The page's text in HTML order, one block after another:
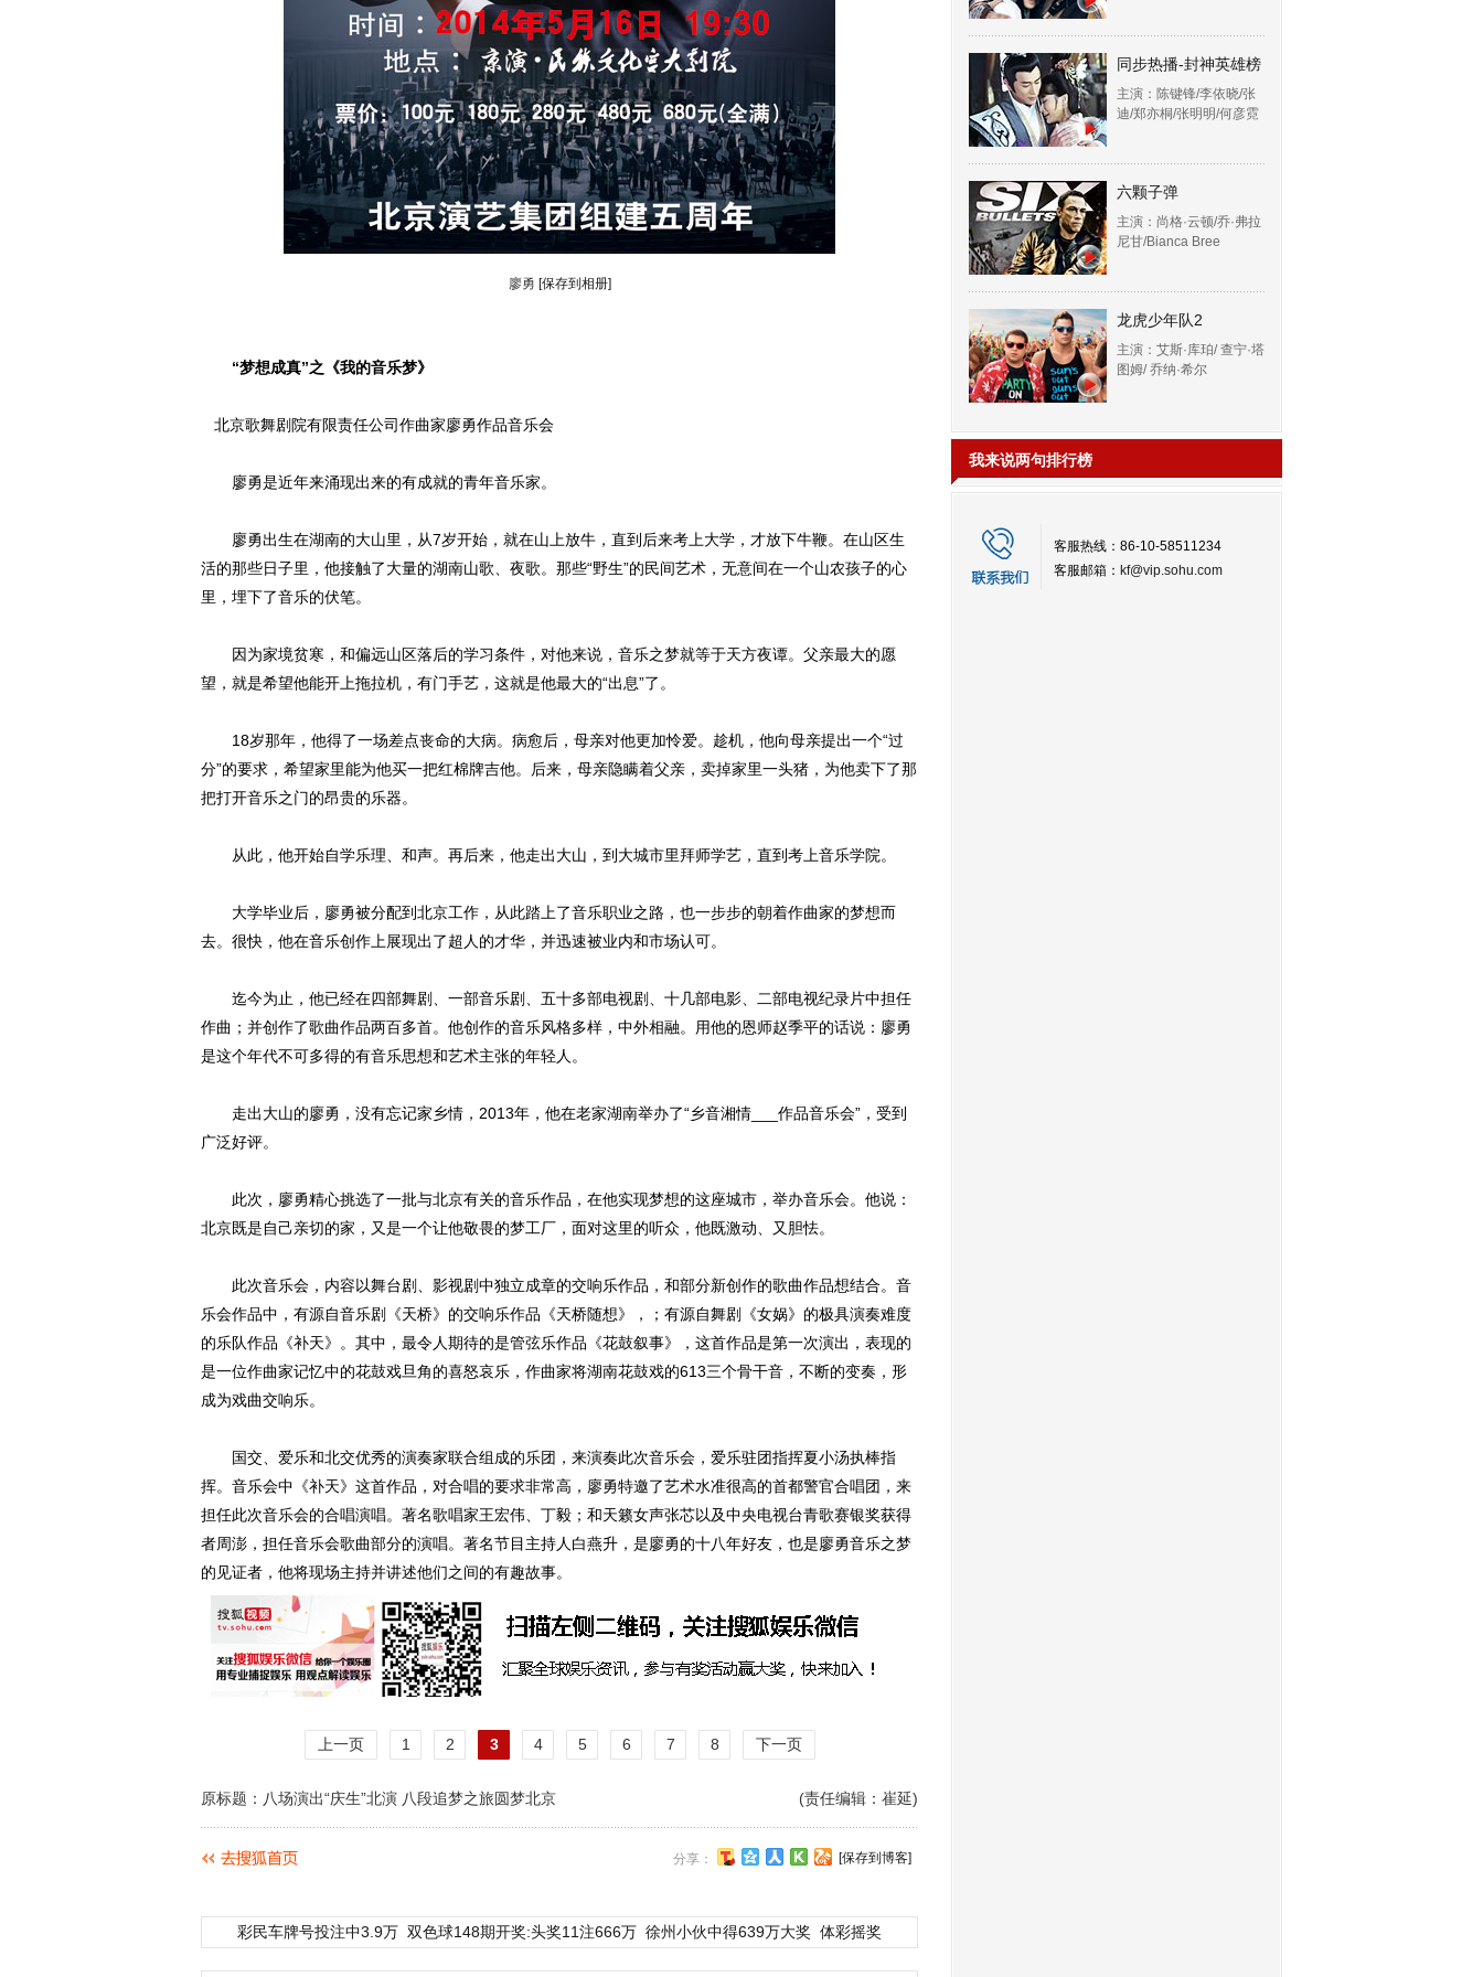
廖勇 [保存到相册]
“梦想成真”之《我的音乐梦》
北京歌舞剧院有限责任公司作曲家廖勇作品音乐会
廖勇是近年来涌现出来的有成就的青年音乐家。
廖勇出生在湖南的大山里，从7岁开始，就在山上放牛，直到后来考上大学，才放下牛鞭。在山区生
活的那些日子里，他接触了大量的湖南山歌、夜歌。那些“野生”的民间艺术，无意间在一个山农孩子的心
里，埋下了音乐的伏笔。
因为家境贫寒，和偏远山区落后的学习条件，对他来说，音乐之梦就等于天方夜谭。父亲最大的愿
望，就是希望他能开上拖拉机，有门手艺，这就是他最大的“出息”了。
18岁那年，他得了一场差点丧命的大病。病愈后，母亲对他更加怜爱。趁机，他向母亲提出一个“过
分”的要求，希望家里能为他买一把红棉牌吉他。后来，母亲隐瞒着父亲，卖掉家里一头猪，为他卖下了那
把打开音乐之门的昂贵的乐器。
从此，他开始自学乐理、和声。再后来，他走出大山，到大城市里拜师学艺，直到考上音乐学院。
大学毕业后，廖勇被分配到北京工作，从此踏上了音乐职业之路，也一步步的朝着作曲家的梦想而
去。很快，他在音乐创作上展现出了超人的才华，并迅速被业内和市场认可。
迄今为止，他已经在四部舞剧、一部音乐剧、五十多部电视剧、十几部电影、二部电视纪录片中担任
作曲；并创作了歌曲作品两百多首。他创作的音乐风格多样，中外相融。用他的恩师赵季平的话说：廖勇
是这个年代不可多得的有音乐思想和艺术主张的年轻人。
走出大山的廖勇，没有忘记家乡情，2013年，他在老家湖南举办了“乡音湘情___作品音乐会”，受到
广泛好评。
此次，廖勇精心挑选了一批与北京有关的音乐作品，在他实现梦想的这座城市，举办音乐会。他说：
北京既是自己亲切的家，又是一个让他敬畏的梦工厂，面对这里的听众，他既激动、又胆怯。
此次音乐会，内容以舞台剧、影视剧中独立成章的交响乐作品，和部分新创作的歌曲作品想结合。音
乐会作品中，有源自音乐剧《天桥》的交响乐作品《天桥随想》，；有源自舞剧《女娲》的极具演奏难度
的乐队作品《补天》。其中，最令人期待的是管弦乐作品《花鼓叙事》，这首作品是第一次演出，表现的
是一位作曲家记忆中的花鼓戏旦角的喜怒哀乐，作曲家将湖南花鼓戏的613三个骨干音，不断的变奏，形
成为戏曲交响乐。
国交、爱乐和北交优秀的演奏家联合组成的乐团，来演奏此次音乐会，爱乐驻团指挥夏小汤执棒指
挥。音乐会中《补天》这首作品，对合唱的要求非常高，廖勇特邀了艺术水准很高的首都警官合唱团，来
担任此次音乐会的合唱演唱。著名歌唱家王宏伟、丁毅；和天籁女声张芯以及中央电视台青歌赛银奖获得
者周澎，担任音乐会歌曲部分的演唱。著名节目主持人白燕升，是廖勇的十八年好友，也是廖勇音乐之梦
的见证者，他将现场主持并讲述他们之间的有趣故事。
上一页 1 2 3 4 5 6 7 8 下一页
(责任编辑：崔延)
原标题：八场演出“庆生”北演 八段追梦之旅圆梦北京
分享： [保存到博客]
彩民车牌号投注中3.9万 双色球148期开奖:头奖11注666万 徐州小伙中得639万大奖 体彩摇奖
同步热播-封神英雄榜
主演：陈键锋/李依晓/张
迪/郑亦桐/张明明/何彦霓
六颗子弹
主演：尚格·云顿/乔·弗拉
尼甘/Bianca Bree
龙虎少年队2
主演：艾斯·库珀/ 查宁·塔
图姆/ 乔纳·希尔
我来说两句排行榜
客服热线：86-10-58511234
客服邮箱： kf@vip.sohu.com